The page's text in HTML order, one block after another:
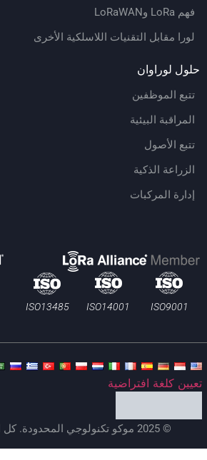
فهم LoRa وLoRaWAN
لورا مقابل التقنيات اللاسلكية الأخرى
لوراوان
تتبع الموظفين
المراقبة البيئية
تتبع الأصول
الزراعة الذكية
إدارة المركبات
ISO9001
ISO14001
ISO13485
كلغة افتراضية